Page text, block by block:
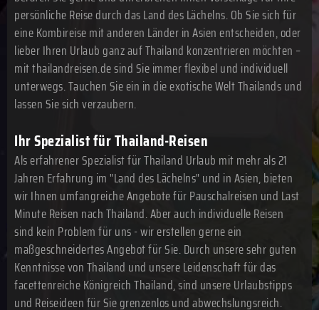
persönliche Reise durch das Land des Lächelns. Ob Sie sich für
eine Kombireise mit anderen Länder in Asien entscheiden, oder
lieber Ihren Urlaub ganz auf Thailand konzentrieren möchten –
mit thailandreisen.de sind Sie immer flexibel und individuell
unterwegs. Tauchen Sie ein in die exotische Welt Thailands und
lassen Sie sich verzaubern.
Ihr Spezialist für Thailand-Reisen
Als erfahrener Spezialist für Thailand Urlaub mit mehr als 21
Jahren Erfahrung im "Land des Lächelns" und in Asien, bieten
wir Ihnen umfangreiche Angebote für Pauschalreisen und Last
Minute Reisen nach Thailand. Aber auch individuelle Reisen
sind kein Problem für uns - wir erstellen gerne ein
maßgeschneidertes Angebot für Sie. Durch unsere sehr guten
Kenntnisse von Thailand und unsere Leidenschaft für das
facettenreiche Königreich Thailand, sind unsere Urlaubstipps
und Reiseideen für Sie grenzenlos und abwechslungsreich.